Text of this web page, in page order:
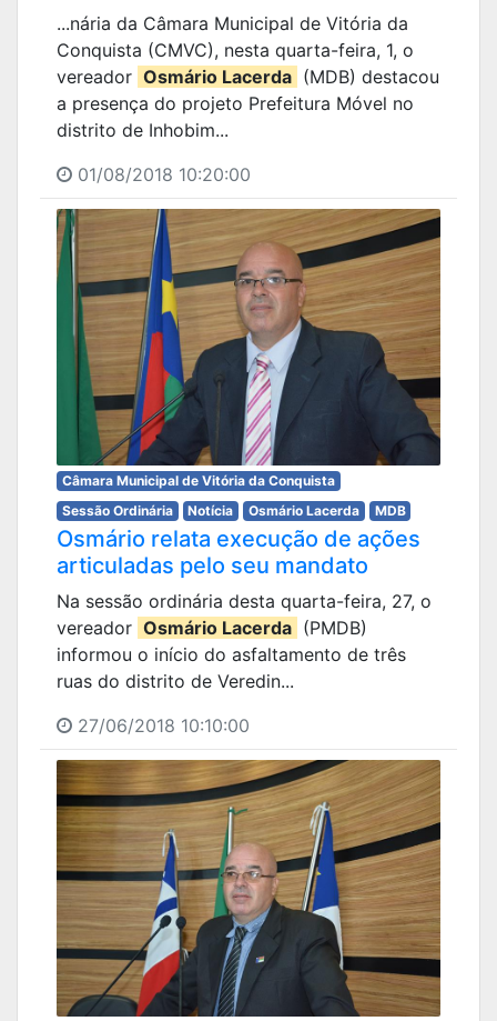
...nária da Câmara Municipal de Vitória da
Conquista (CMVC), nesta quarta-feira, 1, o
vereador Osmário Lacerda (MDB) destacou
a presença do projeto Prefeitura Móvel no
distrito de Inhobim...
01/08/2018 10:20:00
Câmara Municipal de Vitória da Conquista
Sessão Ordinária
Notícia Osmário Lacerda MDB
Osmário relata execução de ações
articuladas pelo seu mandato
Na sessão ordinária desta quarta-feira, 27, o
vereador Osmário Lacerda (PMDB)
informou o início do asfaltamento de três
ruas do distrito de Veredin...
27/06/2018 10:10:00